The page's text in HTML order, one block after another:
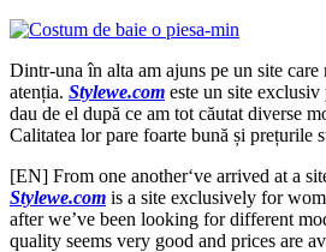
Dintr-una în alta am ajuns pe un site care
atenția. Stylewe.com este un site
dau de el după ce am tot căutat diverse
Calitatea lor pare foarte bună și prețurile
[EN] From one another‘ve arrived at a
Stylewe.com is a site exclusively for
after we’ve been looking for different
quality seems very good and prices are